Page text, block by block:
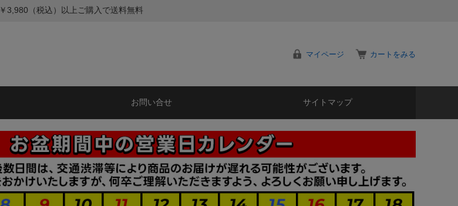
￥3,980（税込）以上ご購入で送料無料
マイページ カートをみる
お問い合せ サイトマップ